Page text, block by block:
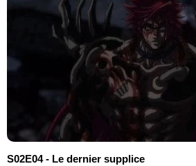
S02E04 - Le dernier supplice